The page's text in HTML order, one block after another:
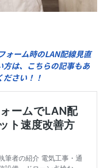
ォーム時のLAN配線見直
方は、こちらの記事もあ
さい！！